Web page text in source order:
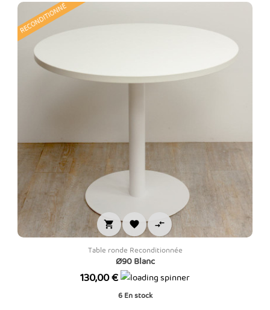
RECONDITIONNÉ
  
Table ronde Reconditionnée
Ø90 Blanc
Prix
130,00 €
6 En stock